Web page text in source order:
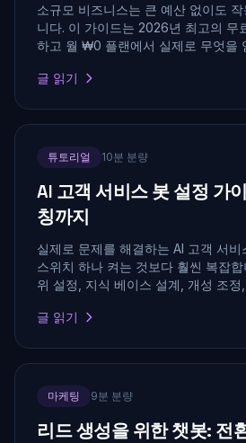
소규모 비즈니스는 큰 예산 없이도
니다. 이 가이드는 2026년 최고의 무
하고 월 ₩0 플랜에서 실제로 무엇을
글 읽기
튜토리얼 10분 분량
AI 고객 서비스 봇 설정 가
칭까지
실제로 문제를 해결하는 AI 고객 서
스위치 하나 켜는 것보다 훨씬 복잡
위 설정, 지식 베이스 설계, 개성 조정
글 읽기
마케팅 9분 분량
리드 생성을 위한 챗봇: 전